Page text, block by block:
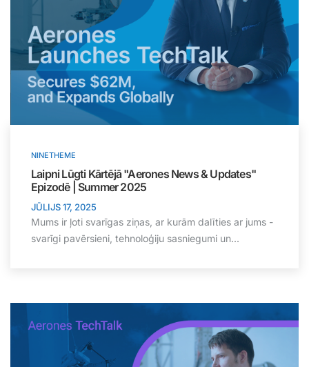
NINETHEME
Laipni Lūgti Kārtējā "Aerones News & Updates"
Epizodē | Summer 2025
JŪLIJS 17, 2025
Mums ir ļoti svarīgas ziņas, ar kurām dalīties ar jums -
svarīgi pavērsieni, tehnoloģiju sasniegumi un...